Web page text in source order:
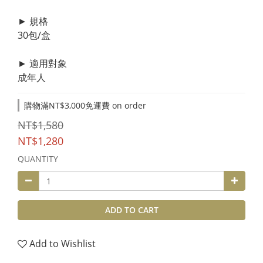
► 規格
30包/盒
► 適用對象
成年人
購物滿NT$3,000免運費 on order
NT$1,580
NT$1,280
QUANTITY
ADD TO CART
Add to Wishlist